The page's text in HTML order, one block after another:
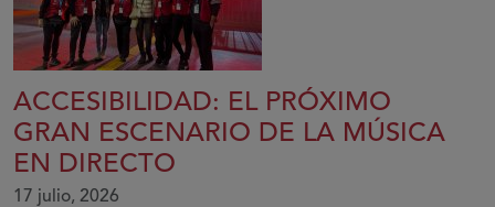
ACCESIBILIDAD: EL PRÓXIMO
GRAN ESCENARIO DE LA MÚSICA
EN DIRECTO
17 julio, 2026